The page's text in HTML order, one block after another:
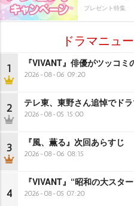
プレゼント特集
ドラマニュ
1 『VIVANT』俳優がツッコミ
2026-08-06 09:20
2 テレ東、東野さん追悼でド
2026-08-05 15:00
3 『風、薫る』次回あらすじ
2026-08-06 08:15
4
『VIVANT』“昭和の大スタ
2026-08-05 07:20